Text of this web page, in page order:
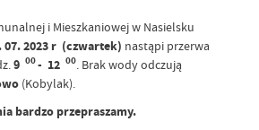
i Mieszkaniowej w Nasielsku
07. 2023 r (czwartek) nastąpi przerwa
9 00- 12 00. Brak wody odczują
(Kobylak).
bardzo przepraszamy.